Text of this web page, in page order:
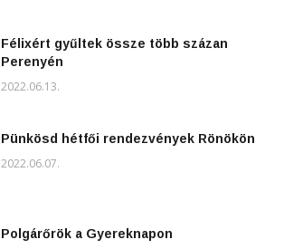
Félixért gyűltek össze több százan
Perenyén
2022.06.13.
Pünkösd hétfői rendezvények Rönökön
2022.06.07.
Polgárőrök a Gyereknapon